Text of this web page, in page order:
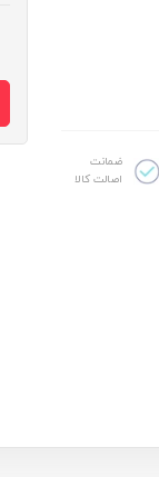
ضمانت
اصالت کالا